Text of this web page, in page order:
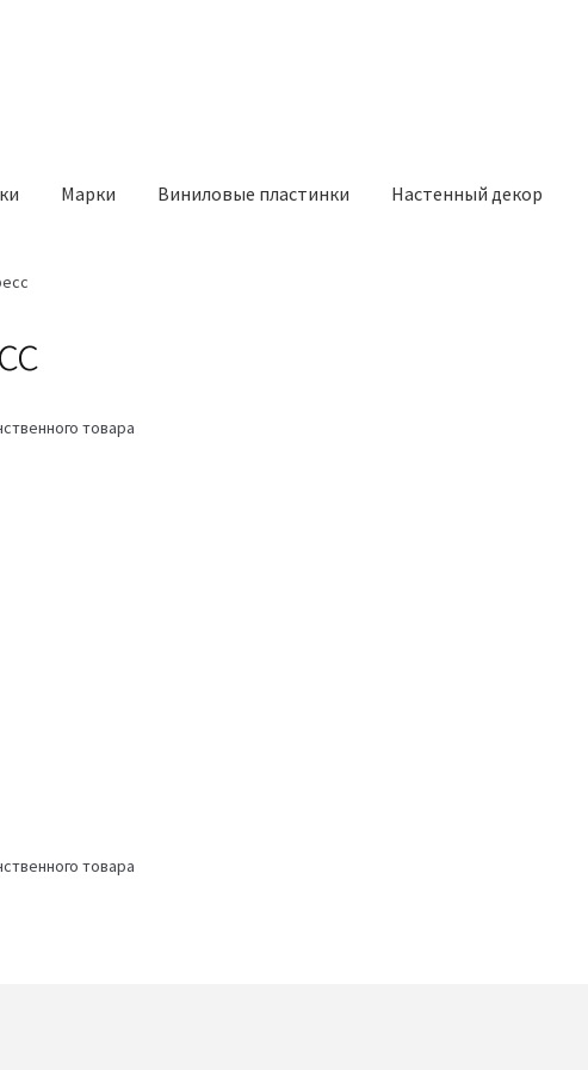
Марки Виниловые пластинки Настенный декор
товара
товара